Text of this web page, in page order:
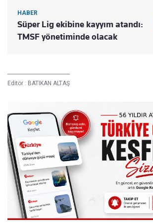
HABER
Süper Lig ekibine kayyım atandı:
TMSF yönetiminde olacak
Editör : BATIKAN ALTAŞ